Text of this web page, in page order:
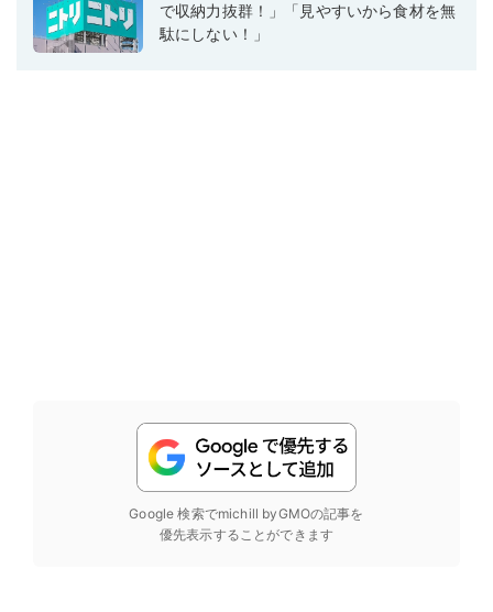
で収納力抜群！」「見やすいから食材を無
駄にしない！」
Google 検索でmichill byGMOの記事を
優先表示することができます